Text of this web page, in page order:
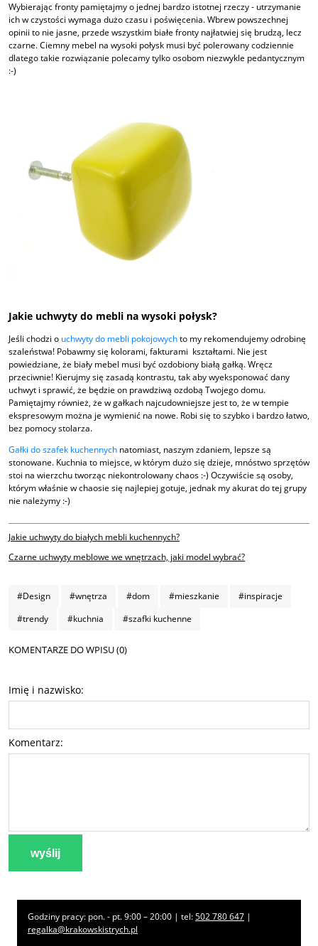
Wybierając fronty pamiętajmy o jednej bardzo istotnej rzeczy - utrzymanie
ich w czystości wymaga dużo czasu i poświęcenia. Wbrew powszechnej
opinii to nie jasne, przede wszystkim białe fronty najłatwiej się brudzą, lecz
czarne. Ciemny mebel na wysoki połysk musi być polerowany codziennie
dlatego takie rozwiązanie polecamy tylko osobom niezwykle pedantycznym
:-)
Jakie uchwyty do mebli na wysoki połysk?
Jeśli chodzi o uchwyty do mebli pokojowychto my rekomendujemy odrobinę
szaleństwa! Pobawmy się kolorami, fakturami kształtami. Nie jest
powiedziane, że biały mebel musi być ozdobiony białą gałką. Wręcz
przeciwnie! Kierujmy się zasadą kontrastu, tak aby wyeksponować dany
uchwyt i sprawić, że będzie on prawdziwą ozdobą Twojego domu.
Pamiętajmy również, że w gałkach najcudowniejsze jest to, że w tempie
ekspresowym można je wymienić na nowe. Robi się to szybko i bardzo łatwo,
bez pomocy stolarza.
Gałki do szafek kuchennych natomiast, naszym zdaniem, lepsze są
stonowane. Kuchnia to miejsce, w którym dużo się dzieje, mnóstwo sprzętów
stoi na wierzchu tworząc niekontrolowany chaos :-) Oczywiście są osoby,
którym właśnie w chaosie się najlepiej gotuje, jednak my akurat do tej grupy
nie należymy :-)
Jakie uchwyty do białych mebli kuchennych?
Czarne uchwyty meblowe we wnętrzach, jaki model wybrać?
#Design #wnętrza #dom #mieszkanie
#inspiracje
#trendy
#kuchnia #szafki kuchenne
KOMENTARZE DO WPISU (0)
Imię i nazwisko:
Komentarz:
wyślij
Godziny pracy: pon. - pt. 9:00 – 20:00 | tel:502 780 647 |
regalka@krakowskistrych.pl